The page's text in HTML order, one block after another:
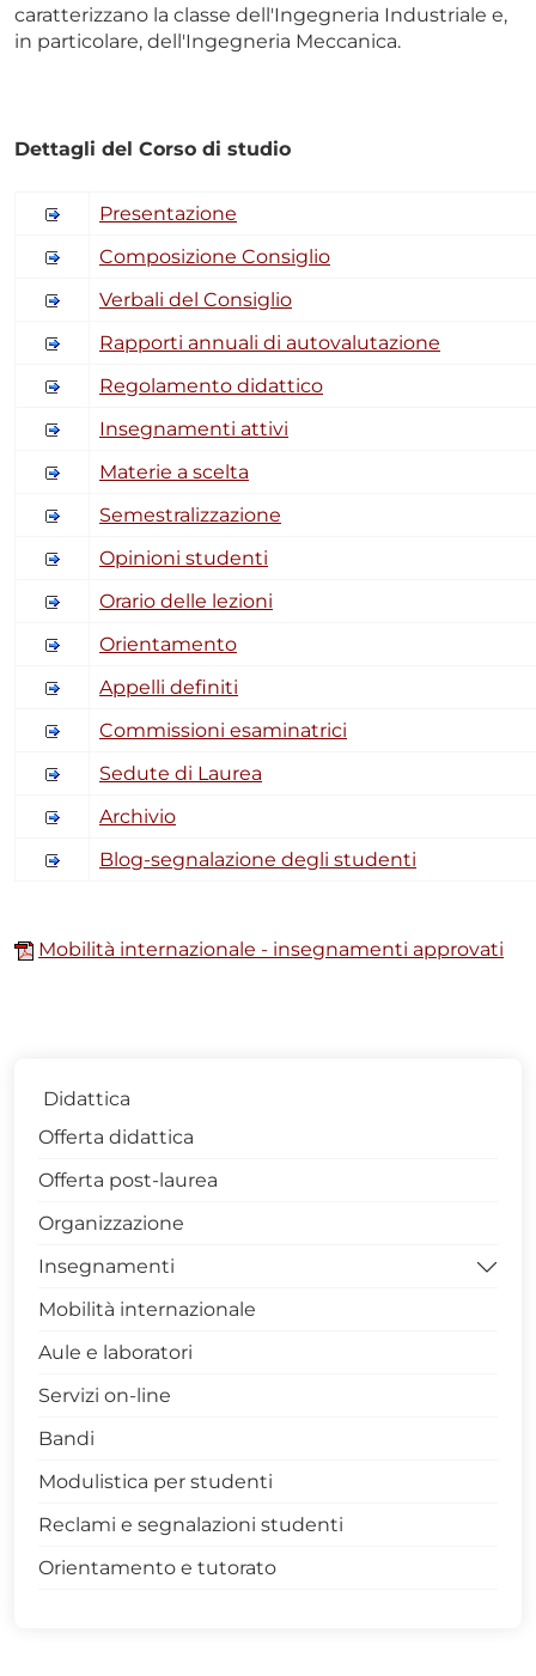
caratterizzano la classe dell'Ingegneria Industriale e,
in particolare, dell'Ingegneria Meccanica.
Dettagli del Corso di studio
Presentazione
Composizione Consiglio
Verbali del Consiglio
Rapporti annuali di autovalutazione
Regolamento didattico
Insegnamenti attivi
Materie a scelta
Semestralizzazione
Opinioni studenti
Orario delle lezioni
Orientamento
Appelli definiti
Commissioni esaminatrici
Sedute di Laurea
Archivio
Blog-segnalazione degli studenti
Mobilità internazionale - insegnamenti approvati
Didattica
Offerta didattica
Offerta post-laurea
Organizzazione
Insegnamenti
Archivio
Mobilità internazionale
Aule e laboratori
Servizi on-line
Bandi
Modulistica per studenti
Reclami e segnalazioni studenti
Orientamento e tutorato